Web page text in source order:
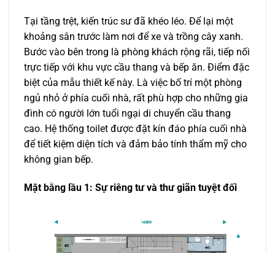
Tại tầng trệt, kiến trúc sư đã khéo léo. Để lại một
khoảng sân trước làm nơi để xe và trồng cây xanh.
Bước vào bên trong là phòng khách rộng rãi, tiếp nối
trực tiếp với khu vực cầu thang và bếp ăn. Điểm đặc
biệt của mẫu thiết kế này. Là việc bố trí một phòng
ngủ nhỏ ở phía cuối nhà, rất phù hợp cho những gia
đình có người lớn tuổi ngại di chuyển cầu thang
cao. Hệ thống toilet được đặt kín đáo phía cuối nhà
để tiết kiệm diện tích và đảm bảo tính thẩm mỹ cho
không gian bếp.
Mặt bằng lầu 1: Sự riêng tư và thư giãn tuyệt đối